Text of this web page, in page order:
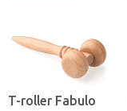
T-roller Fabulo